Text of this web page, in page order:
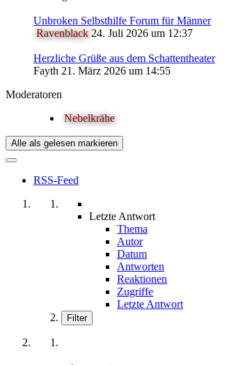
Unbroken Selbsthilfe Forum für Männer
Ravenblack 24. Juli 2026 um 12:37
Herzliche Grüße aus dem Schattentheater
Fayth 21. März 2026 um 14:55
Moderatoren
Nebelkrähe
Alle als gelesen markieren
RSS-Feed
Letzte Antwort
Thema
Autor
Datum
Antworten
Reaktionen
Zugriffe
Letzte Antwort
Filter